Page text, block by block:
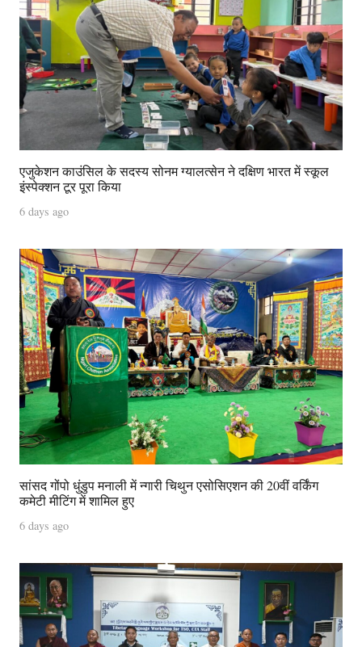
एजुकेशन काउंसिल के सदस्य सोनम ग्यालत्सेन ने दक्षिण भारत में स्कूल
इंस्पेक्शन टूर पूरा किया
6 days ago
सांसद गोंपो धुंडुप मनाली में न्गारी चिथुन एसोसिएशन की 20वीं वर्किंग
कमेटी मीटिंग में शामिल हुए
6 days ago